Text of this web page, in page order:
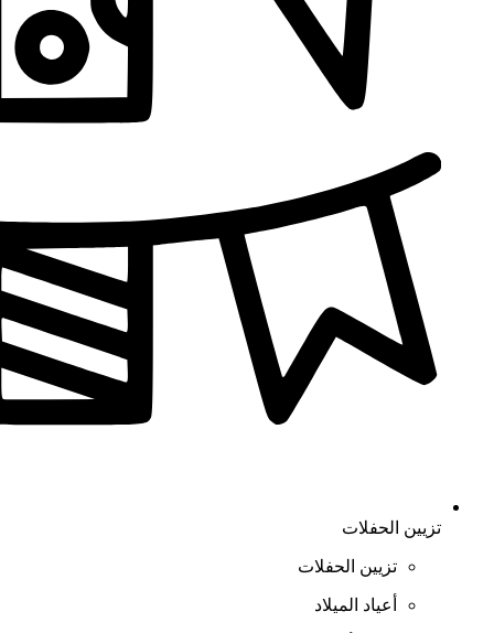
تزيين الحفلات
تزيين الحفلات
أعياد الميلاد